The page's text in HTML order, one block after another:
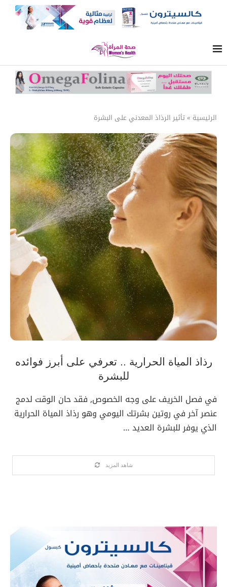
الرئيسية »تأثير الرذاذ المعدني على البشرة
رذاذ المياة الحرارية .. تعرفي على أبرز فوائده
للبشرة
في فصل الخريف على وجه الخصوص, فقد حان الوقت لدمج
عنصر آخر في روتين بشرتك اليومي وهو رذاذ المياة الحرارية
الذي يوفر للبشرة العديد …
شاهد المزيد